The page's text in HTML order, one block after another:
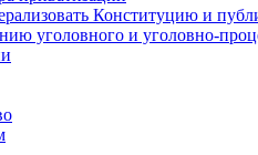
Конституцию и
уголовного и уголовно-